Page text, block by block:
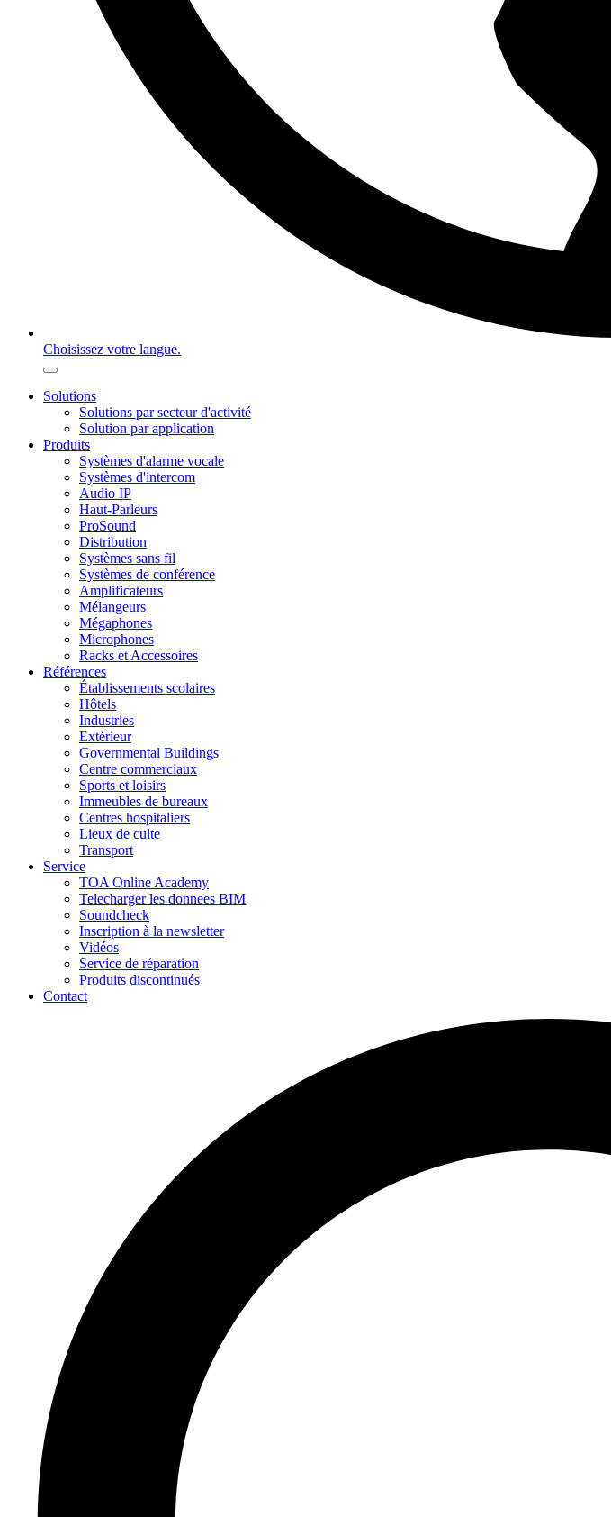
Choisissez votre langue.
Solutions
Solutions par secteur d'activité
Solution par application
Produits
Systèmes d'alarme vocale
Systèmes d'intercom
Audio IP
Haut-Parleurs
ProSound
Distribution
Systèmes sans fil
Systèmes de conférence
Amplificateurs
Mélangeurs
Mégaphones
Microphones
Racks et Accessoires
Références
Établissements scolaires
Hôtels
Industries
Extérieur
Governmental Buildings
Centre commerciaux
Sports et loisirs
Immeubles de bureaux
Centres hospitaliers
Lieux de culte
Transport
Service
TOA Online Academy
Telecharger les donnees BIM
Soundcheck
Inscription à la newsletter
Vidéos
Service de réparation
Produits discontinués
Contact